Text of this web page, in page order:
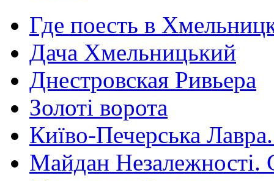
Где поесть в
Дача Хмельницький
Днестровская Ривьера
Золоті ворота
Київо-Печерська
Майдан Незалежності.